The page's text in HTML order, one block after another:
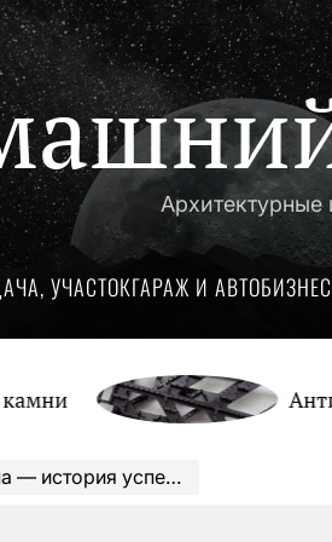
Архитектурные
УЧАСТОКГАРАЖ И АВТО
середина личной жизни популярной певицы